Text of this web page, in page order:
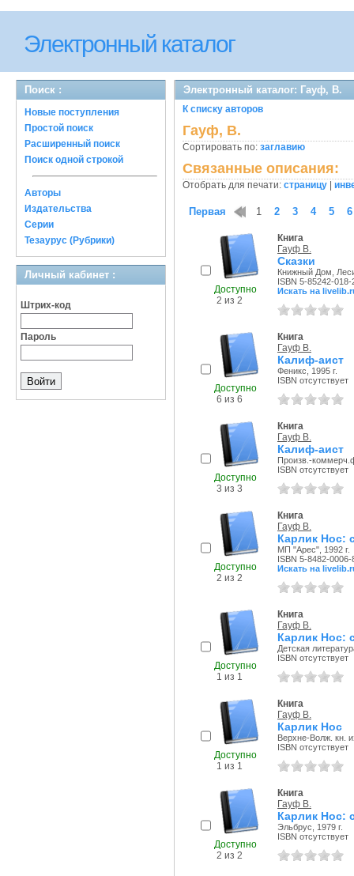
Электронный каталог
Поиск :
Новые поступления
Простой поиск
Расширенный поиск
Поиск одной строкой
Авторы
Издательства
Серии
Тезаурус (Рубрики)
Личный кабинет :
Штрих-код
Пароль
Электронный каталог: Гауф, В.
К списку авторов
Гауф, В.
Сортировать по: заглавию
Связанные описания:
Отобрать для печати: страницу
Первая 1 2 3 4 5 6
Доступно
2 из 2
Книга
Гауф В.
Сказки
Книжный Дом,
ISBN 5-85242-018-
Искать на
Доступно
6 из 6
Книга
Гауф В.
Калиф-аист
Феникс, 1995 г.
ISBN отсутствует
Доступно
3 из 3
Книга
Гауф В.
Калиф-аист
Произв.-
ISBN отсутствует
Доступно
2 из 2
Книга
Гауф В.
Карлик Нос:
МП "Арес", 1992 г.
ISBN 5-8482-0006-
Искать на
Доступно
1 из 1
Книга
Гауф В.
Карлик Нос:
Детская
ISBN отсутствует
Доступно
1 из 1
Книга
Гауф В.
Карлик Нос
Верхне-Волж. кн.
ISBN отсутствует
Доступно
2 из 2
Книга
Гауф В.
Карлик Нос:
Эльбрус, 1979 г.
ISBN отсутствует